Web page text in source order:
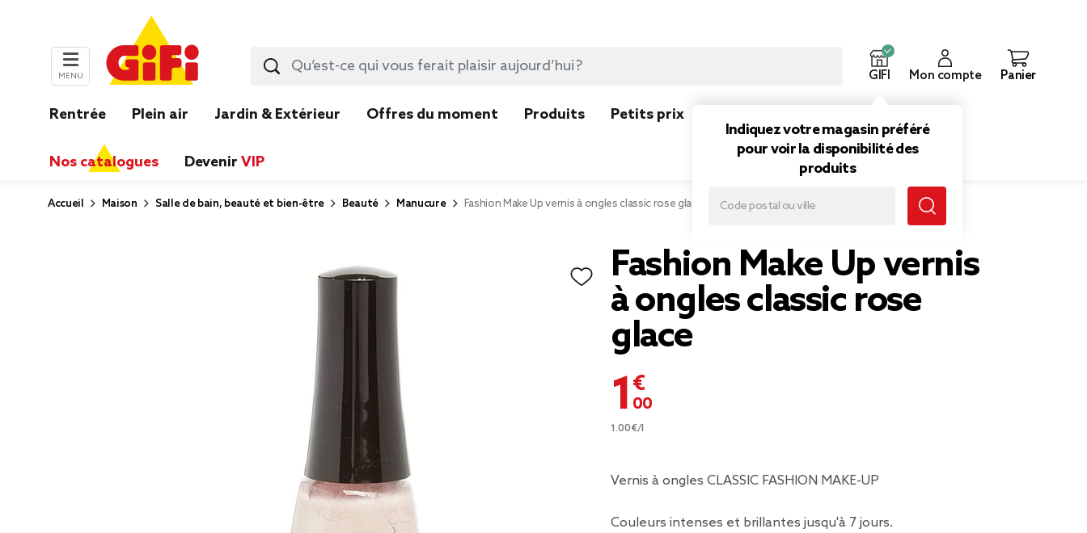
MENU GIFI
Indiquez votre magasin préféré
pour voir la disponibilité des
produits
Mon compte Panier
Rentrée Plein air Jardin & Extérieur Offres du moment Produits Petits prix
Nos catalogues Devenir VIP
Accueil Maison Salle de bain, beauté et bien-être Beauté Manucure Fashion Make Up vernis à ongles classic rose glace
Fashion Make Up vernis
à ongles classic rose
glace
1,00 €
1.00€/l
Vernis à ongles CLASSIC FASHION MAKE-UP
Couleurs intenses et brillantes jusqu'à 7 jours.